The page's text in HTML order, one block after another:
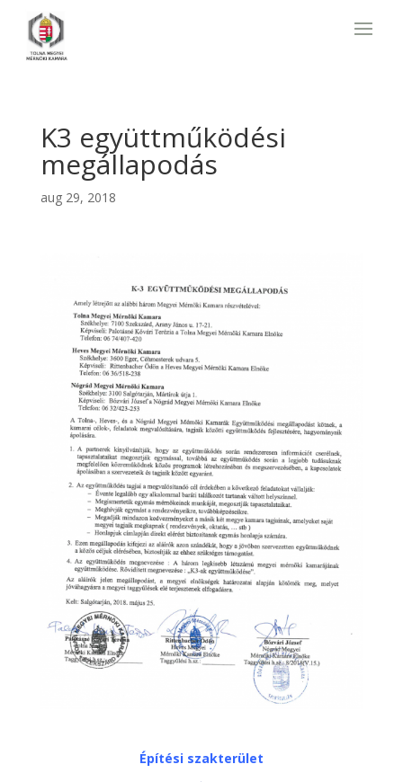
K3 együttműködési
megállapodás
aug 29, 2018
Építési szakterület